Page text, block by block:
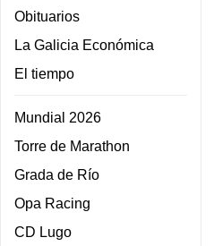
Obituarios
La Galicia Económica
El tiempo
Mundial 2026
Torre de Marathon
Grada de Río
Opa Racing
CD Lugo